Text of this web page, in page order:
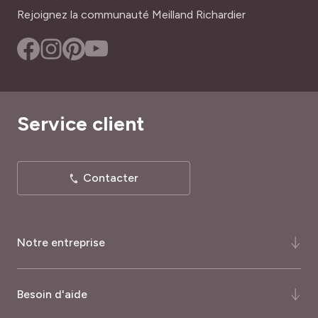
Rejoignez la communauté Meilland Richardier
Notre entreprise
Besoin d'aide
Service client
Contacter